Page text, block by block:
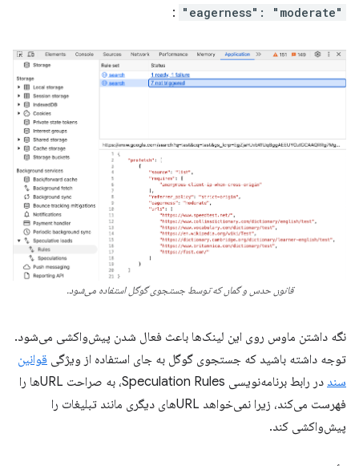
"eagerness": "moderate"
:
قانون حدس و گمان که توسط جستجوی گوگل استفاده می‌شود.
نگه داشتن ماوس روی این لینک‌ها باعث فعال شدن پیش‌واکشی می‌شود.
توجه داشته باشید که جستجوی گوگل به جای استفاده از ویژگی قوانین
سند
در رابط برنامه‌نویسی Speculation Rules، به صراحت URLها را
فهرست می‌کند، زیرا نمی‌خواهد URLهای دیگری مانند تبلیغات را
پیش‌واکشی کند.